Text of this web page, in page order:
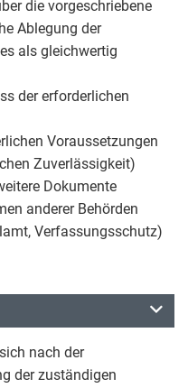
die vorgeschriebene
Ablegung der
als gleichwertig
der erforderlichen
Voraussetzungen
Zuverlässigkeit)
Dokumente
anderer Behörden
Verfassungsschutz)
nach der
der zuständigen